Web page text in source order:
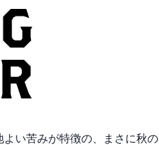
よい苦みが特徴の、まさに秋の